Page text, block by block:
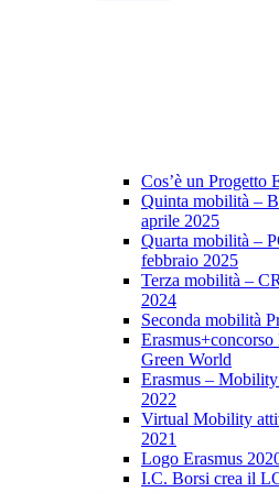
Cos’è un Progetto
Quinta mobilità –
aprile 2025
Quarta mobilità –
febbraio 2025
Terza mobilità –
2024
Seconda mobilità
Green World
Erasmus –
2022
Virtual Mobility
2021
Logo Erasmus
I.C. Borsi crea il